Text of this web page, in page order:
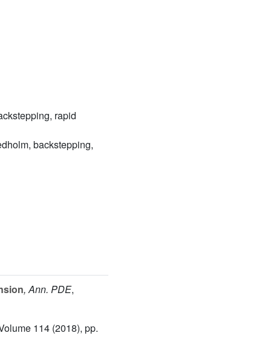
rapid
backstepping,
, Ann. PDE,
114 (2018), pp.